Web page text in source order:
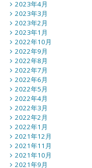
2023年4月
2023年3月
2023年2月
2023年1月
2022年10月
2022年9月
2022年8月
2022年7月
2022年6月
2022年5月
2022年4月
2022年3月
2022年2月
2022年1月
2021年12月
2021年11月
2021年10月
2021年9月